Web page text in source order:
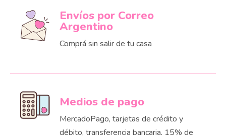
Envíos por Correo
Argentino
Comprá sin salir de tu casa
Medios de pago
MercadoPago, tarjetas de crédito y
débito, transferencia bancaria. 15% de